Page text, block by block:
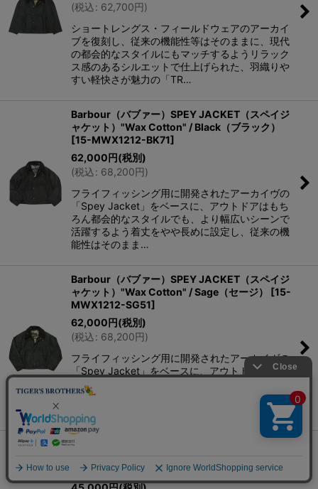
(税込: 62,700円)
ショートレングス・フィールドウェアのアーカイ
ブを復刻し、従来の機能性等はそのままに、現代
の都会的なスタイルにもマッチするようリラック
ス感のあるシルエットで仕上げられた、羽織りや
すい軽快さが魅力の「TR…
Barbour（バブァー）SPEY JACKET（スペイジ
ャケット）"Wax Cotton" / Black（ブラック）
[15-MWX1212-BK71]
62,000円(税別)
(税込: 68,200円)
フライフィッシング用に開発されたアーカイヴの
「Spey Jacket」をベースに、アウトドアはもち
ろん都会的なスタイルでも、より幅広いシーンで
活躍するよう着丈をやや長めに設定し、従来の機
能性はそのまま…
Barbour（バブァー）SPEY JACKET（スペイジ
ャケット）"Wax Cotton" / Sage（セージ）
[15-
MWX1212-SG51]
62,000円(税別)
(税込: 68,200円)
フライフィッシング用に開発されたアーカイヴの
「Spey Jacket」をベースに、アウトドアはもち
ろん都会的なスタイルでも、より幅広いシーンで
活躍するよう着丈をやや長めに設定し、従来の機
Barbour（バブァー）TRANSPORT（トランスポ
MCA0931-SG71